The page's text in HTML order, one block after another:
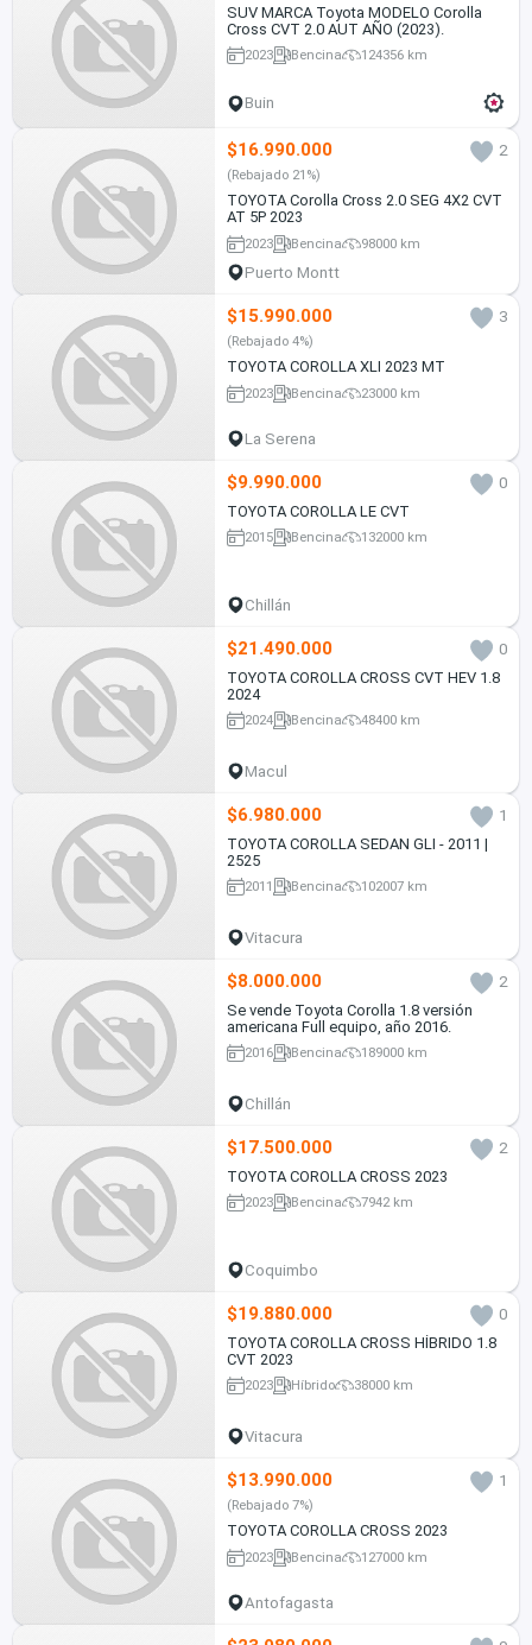
SUV MARCA Toyota MODELO Corolla
Cross CVT 2.0 AUT AÑO (2023).
2023 Bencina 124356 km
Buin
$16.990.000 2
(Rebajado 21%)
TOYOTA Corolla Cross 2.0 SEG 4X2 CVT
AT 5P 2023
2023 Bencina 98000 km
Puerto Montt
$15.990.000 3
(Rebajado 4%)
TOYOTA COROLLA XLI 2023 MT
2023 Bencina 23000 km
La Serena
$9.990.000
0
TOYOTA COROLLA LE CVT
2015 Bencina 132000 km
Chillán
$21.490.000
0
TOYOTA COROLLA CROSS CVT HEV 1.8
2024
2024 Bencina 48400 km
Macul
$6.980.000
1
TOYOTA COROLLA SEDAN GLI - 2011 |
2525
2011 Bencina 102007 km
Vitacura
$8.000.000
2
Se vende Toyota Corolla 1.8 versión
americana Full equipo, año 2016.
2016 Bencina 189000 km
Chillán
$17.500.000
2
TOYOTA COROLLA CROSS 2023
2023 Bencina 7942 km
Coquimbo
$19.880.000
0
TOYOTA COROLLA CROSS HÍBRIDO 1.8
CVT 2023
2023 Híbrido 38000 km
Vitacura
$13.990.000 1
(Rebajado 7%)
TOYOTA COROLLA CROSS 2023
2023 Bencina 127000 km
Antofagasta